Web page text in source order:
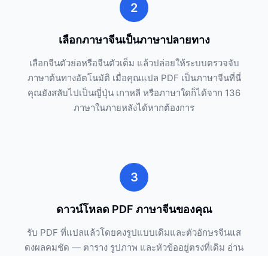
2
เลือกภาษาจีนเป็นภาษาปลายทาง
เลือกจีนตัวย่อหรือจีนตัวเต็ม แล้วปล่อยให้ระบบตรวจจับ
ภาษาต้นทางอัตโนมัติ เมื่อคุณแปล PDF เป็นภาษาจีนที่นี่
คุณยังสลับไปเป็นญี่ปุ่น เกาหลี หรือภาษาใดก็ได้จาก 136
ภาษาในภายหลังได้หากต้องการ
3
ดาวน์โหลด PDF ภาษาจีนของคุณ
รับ PDF ที่แปลแล้วโดยคงรูปแบบเดิมและตัวอักษรจีนแส
ดงผลคมชัด — ตาราง รูปภาพ และหัวข้ออยู่ตรงที่เดิม อ่าน